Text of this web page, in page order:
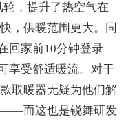
，提升了热空气在
，供暖范围更大。同
回家前10分钟登录
享受舒适暖流。对于
取暖器无疑为他们解
——而这也是锐舞研发